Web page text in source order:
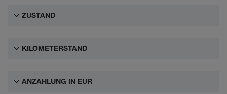
ZUSTAND
KILOMETERSTAND
ANZAHLUNG IN EUR